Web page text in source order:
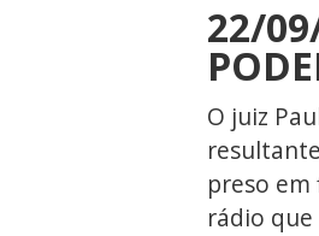
22/
O juiz
preso
rádio